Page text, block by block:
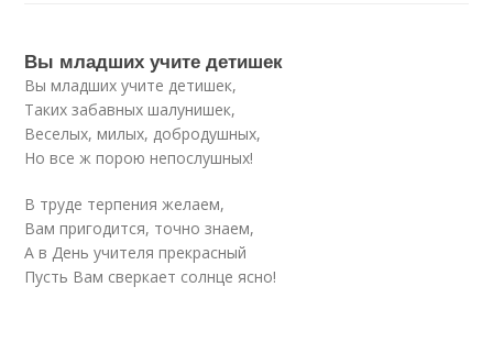
Вы младших учите детишек
Вы младших учите детишек,
Таких забавных шалунишек,
Веселых, милых, добродушных,
Но все ж порою непослушных!
В труде терпения желаем,
Вам пригодится, точно знаем,
А в День учителя прекрасный
Пусть Вам сверкает солнце ясно!